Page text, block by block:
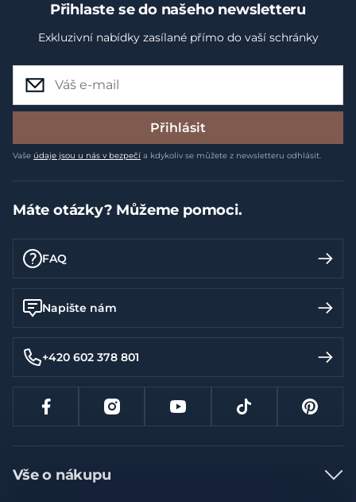
Přihlaste se do našeho newsletteru
Exkluzivní nabídky zasílané přímo do vaší schránky
Přihlásit
Vaše údaje jsou u nás v bezpečí a kdykoliv se můžete z newsletteru odhlásit.
Máte otázky? Můžeme pomoci.
FAQ
Napište nám
+420 602 378 801
Vše o nákupu